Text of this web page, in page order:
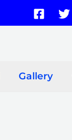
Gallery